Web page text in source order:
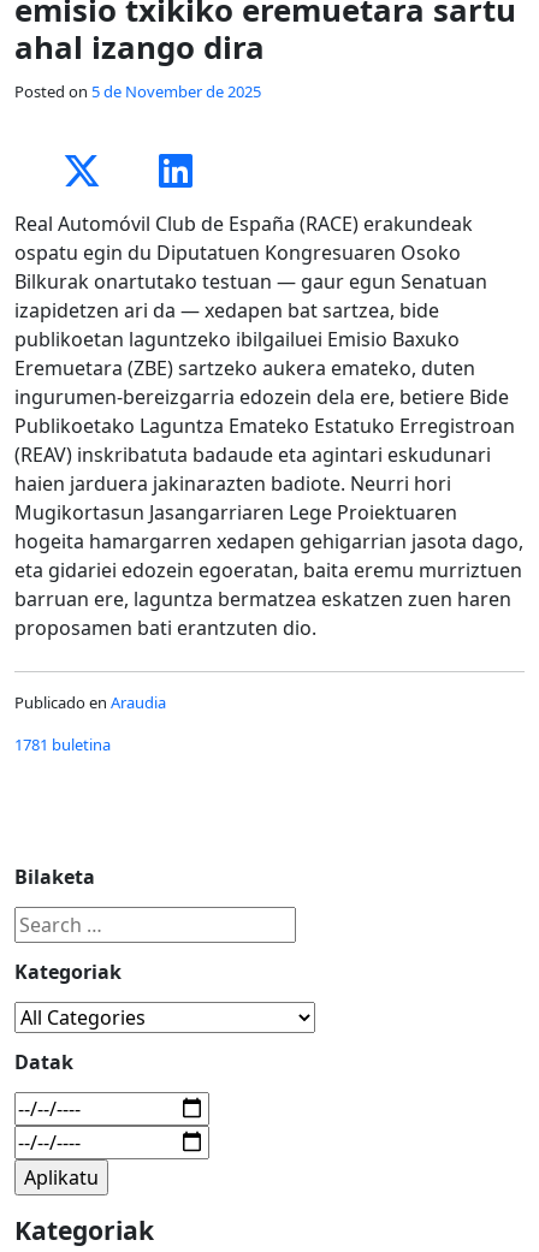
emisio txikiko eremuetara sartu
ahal izango dira
Posted on 5 de November de 2025
Real Automóvil Club de España (RACE) erakundeak
ospatu egin du Diputatuen Kongresuaren Osoko
Bilkurak onartutako testuan — gaur egun Senatuan
izapidetzen ari da — xedapen bat sartzea, bide
publikoetan laguntzeko ibilgailuei Emisio Baxuko
Eremuetara (ZBE) sartzeko aukera emateko, duten
ingurumen-bereizgarria edozein dela ere, betiere Bide
Publikoetako Laguntza Emateko Estatuko Erregistroan
(REAV) inskribatuta badaude eta agintari eskudunari
haien jarduera jakinarazten badiote. Neurri hori
Mugikortasun Jasangarriaren Lege Proiektuaren
hogeita hamargarren xedapen gehigarrian jasota dago,
eta gidariei edozein egoeratan, baita eremu murriztuen
barruan ere, laguntza bermatzea eskatzen zuen haren
proposamen bati erantzuten dio.
Publicado en Araudia
1781 buletina
Bilaketa
Kategoriak
Datak
Kategoriak